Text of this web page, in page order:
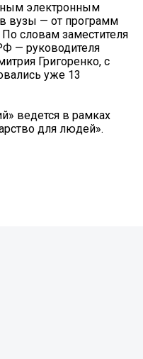
электронным
вузы — от программ
словам заместителя
— руководителя
Григоренко, с
уже 13
ведется в рамках
для людей».